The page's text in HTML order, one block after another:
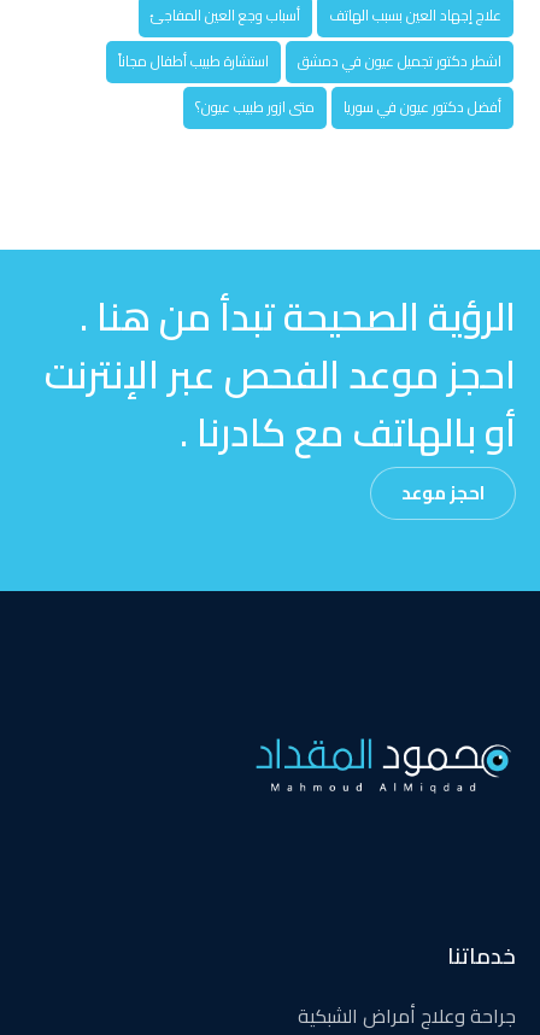
علاج إجهاد العين بسبب الهاتف
أسباب وجع العين المفاجئ
اشطر دكتور تجميل عيون في دمشق
استشارة طبيب أطفال مجاناً
أفضل دكتور عيون في سوريا
متى ازور طبيب عيون؟
الرؤية الصحيحة تبدأ من هنا .
احجز موعد الفحص عبر الإنترنت
أو بالهاتف مع كادرنا .
احجز موعد
خدماتنا
جراحة وعلاج أمراض الشبكية